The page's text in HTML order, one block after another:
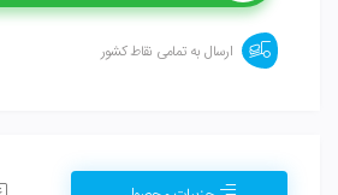
ارسال به تمامی نقاط کشور